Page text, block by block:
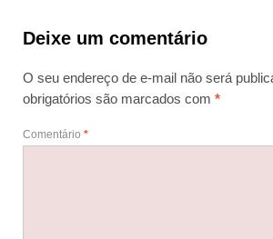
Deixe um comentário
O seu endereço de e-mail não será
obrigatórios são marcados com *
Comentário *